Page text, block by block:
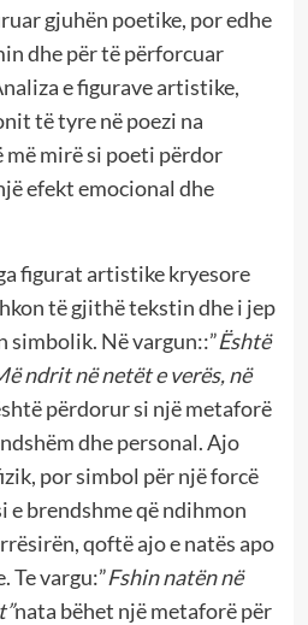
gjuhën poetike, por edhe
dhe për të përforcuar
e figurave artistike,
të tyre në poezi na
mirë si poeti përdor
efekt emocional dhe
figurat artistike kryesore
të gjithë tekstin dhe i jep
simbolik. Në vargun::”Është
ndrit në netët e verës, në
përdorur si një metaforë
dhe personal. Ajo
por simbol për një forcë
brendshme që ndihmon
qoftë ajo e natës apo
Te vargu:”Fshin natën në
nata bëhet një metaforë për